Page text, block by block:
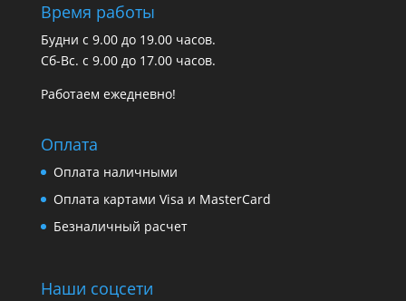
Время работы
Будни с 9.00 до 19.00 часов.
Сб-Вс. с 9.00 до 17.00 часов.
Работаем ежедневно!
Оплата
Оплата наличными
Оплата картами Visa и MasterCard
Безналичный расчет
Наши соцсети